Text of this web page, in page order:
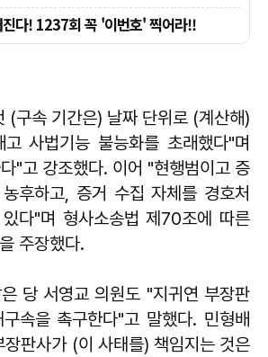
(구속 기간은) 날짜 단위로 (계산해)
사법기능 불능화를 초래했다"며
"고 강조했다. 이어 "현행범이고 증
후하고, 증거 수집 자체를 경호처
다"며 형사소송법 제70조에 따른
주장했다.
당 서영교 의원도 "지귀연 부장판
속을 촉구한다"고 말했다. 민형배
판사가 (이 사태를) 책임지는 것은